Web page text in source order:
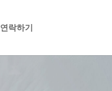
연락하기